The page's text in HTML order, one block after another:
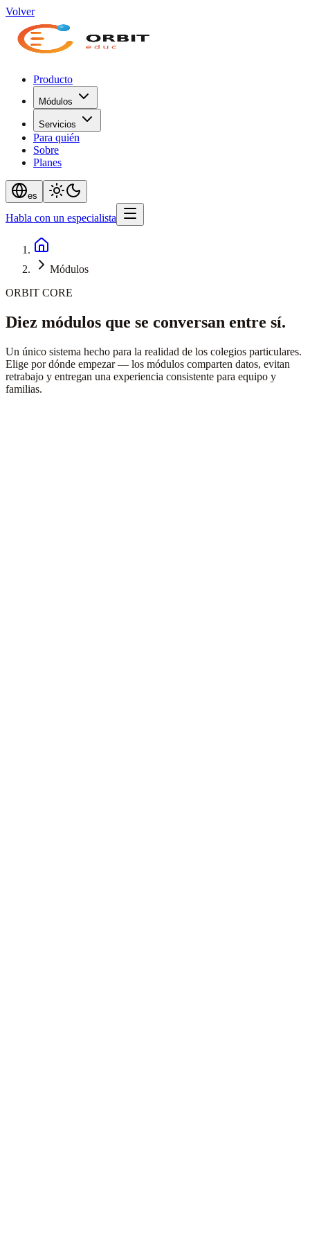
Volver
Producto
Módulos
Servicios
Para quién
Sobre
Planes
es
Habla con un especialista
Módulos
ORBIT CORE
Diez módulos que se conversan entre sí.
Un único sistema hecho para la realidad de los colegios particulares.
Elige por dónde empezar — los módulos comparten datos, evitan
retrabajo y entregan una experiencia consistente para equipo y
familias.